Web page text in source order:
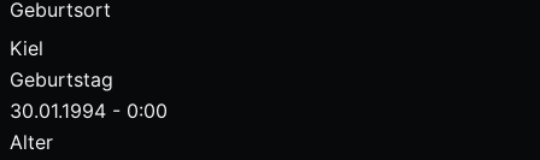
Geburtsort
Kiel
Geburtstag
30.01.1994 - 0:00
Alter